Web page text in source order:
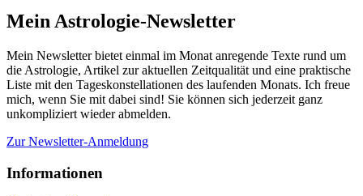
Mein Astrologie-Newsletter
Mein Newsletter bietet einmal im Monat anregende Texte rund um
die Astrologie, Artikel zur aktuellen Zeitqualität und eine praktische
Liste mit den Tageskonstellationen des laufenden Monats. Ich freue
mich, wenn Sie mit dabei sind! Sie können sich jederzeit ganz
unkompliziert wieder abmelden.
Zur Newsletter-Anmeldung
Informationen